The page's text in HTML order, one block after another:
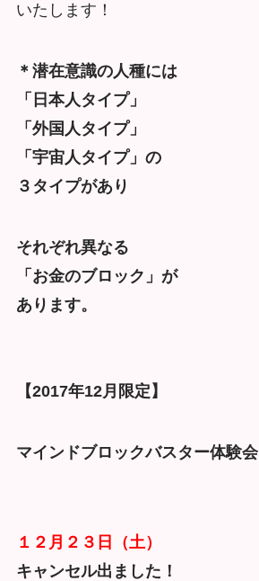
いたします！
＊潜在意識の人種には
「日本人タイプ」
「外国人タイプ」
「宇宙人タイプ」の
３タイプがあり
それぞれ異なる
「お金のブロック」が
あります。
【2017年12月限定】
マインドブロックバスター体験会
１２月２３日（土）
キャンセル出ました！